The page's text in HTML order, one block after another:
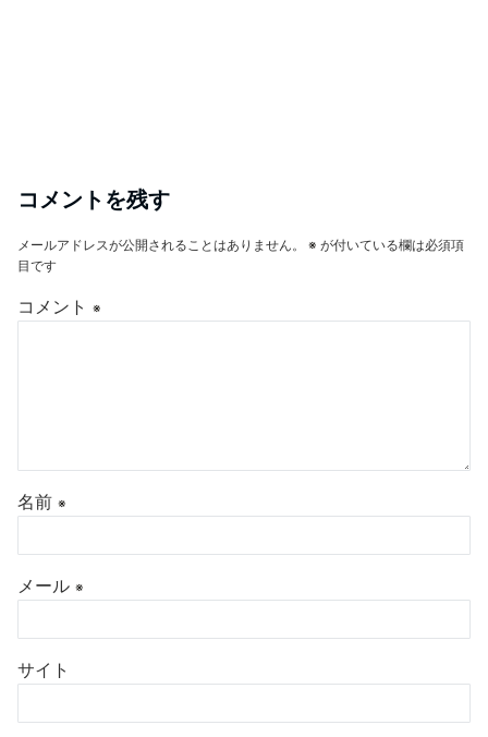
コメントを残す
メールアドレスが公開されることはありません。 ※ が付いている欄は必須項
目です
コメント ※
名前 ※
メール ※
サイト